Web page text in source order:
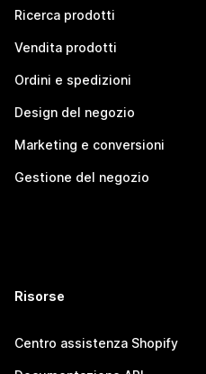
Ricerca prodotti
Vendita prodotti
Ordini e spedizioni
Design del negozio
Marketing e conversioni
Gestione del negozio
Risorse
Centro assistenza Shopify